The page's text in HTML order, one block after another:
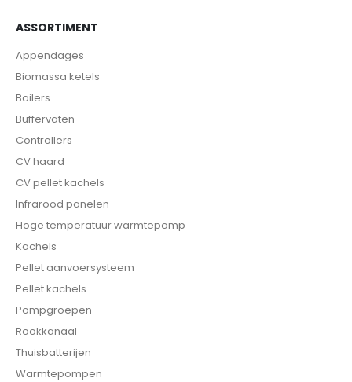
ASSORTIMENT
Appendages
Biomassa ketels
Boilers
Buffervaten
Controllers
CV haard
CV pellet kachels
Infrarood panelen
Hoge temperatuur warmtepomp
Kachels
Pellet aanvoersysteem
Pellet kachels
Pompgroepen
Rookkanaal
Thuisbatterijen
Warmtepompen